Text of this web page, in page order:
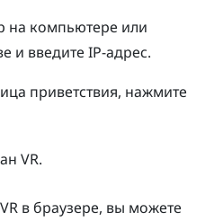
на компьютере или
и введите IP-адрес.
приветствия, нажмите
VR.
в браузере, вы можете